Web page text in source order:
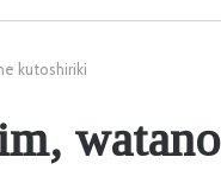
kutoshiriki
watano